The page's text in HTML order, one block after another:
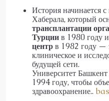
История начинается
Хаберала, который
трансплантации
Турциив 1980 году
центрв 1982 году —
клиническое и
будущей сети.
Университет
1994 году, чтобы
здравоохранение..